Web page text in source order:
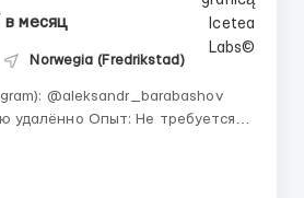
месяц
Norwegia (Fredrikstad)
@aleksandr_barabashov
Не требуется —
вместе с нами.